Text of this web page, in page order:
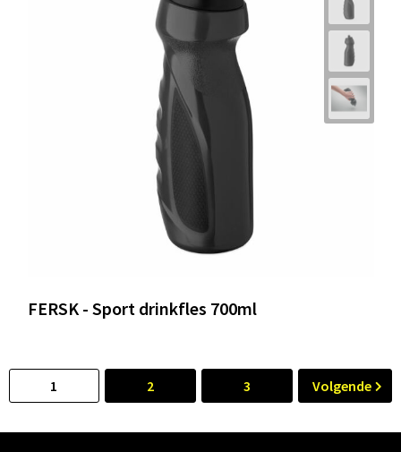
FERSK - Sport drinkfles 700ml
1 2 3 Volgende